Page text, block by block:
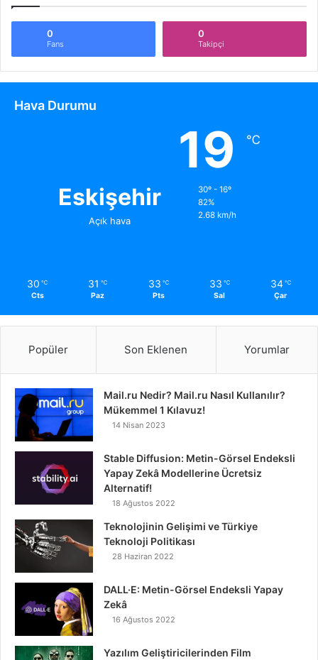
0
Fans
0
Takipçi
Hava Durumu
Eskişehir
Açık hava
19 ℃
30º - 16º
82%
2.68 km/h
30 ℃
Cts
31 ℃
Paz
33 ℃
Pts
33 ℃
Sal
34 ℃
Çar
Popüler Son Eklenen Yorumlar
Mail.ru Nedir? Mail.ru Nasıl Kullanılır?
Mükemmel 1 Kılavuz!
14 Nisan 2023
Stable Diffusion: Metin-Görsel Endeksli
Yapay Zekâ Modellerine Ücretsiz
Alternatif!
18 Ağustos 2022
Teknolojinin Gelişimi ve Türkiye
Teknoloji Politikası
28 Haziran 2022
DALL·E: Metin-Görsel Endeksli Yapay
Zekâ
16 Ağustos 2022
Yazılım Geliştiricilerinden Film